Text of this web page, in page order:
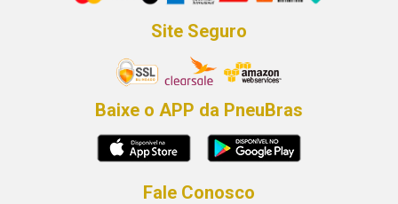
Site Seguro
Baixe o APP da PneuBras
Fale Conosco